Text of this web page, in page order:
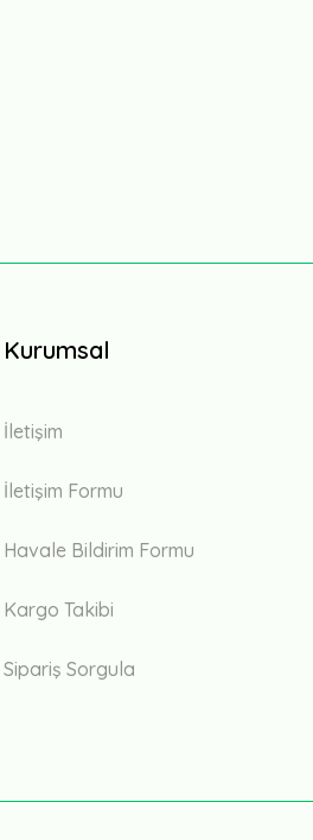
Kurumsal
İletişim
İletişim Formu
Havale Bildirim Formu
Kargo Takibi
Sipariş Sorgula